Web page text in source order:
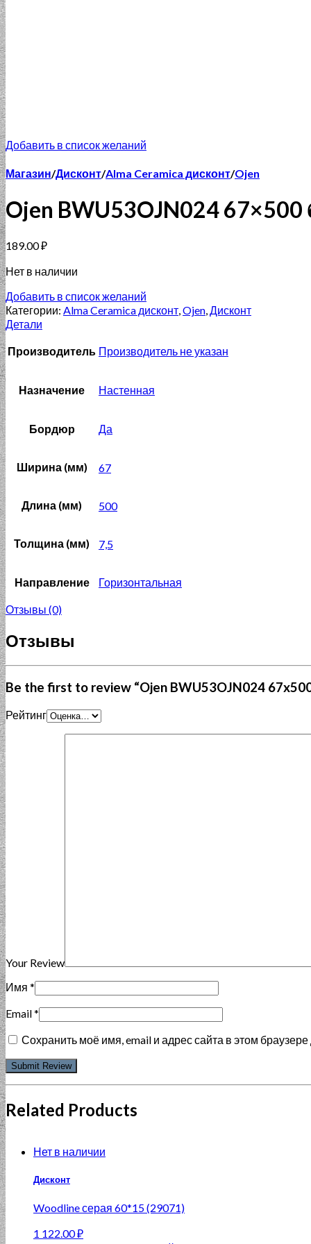
Добавить в список желаний
Магазин/Дисконт/Alma Ceramica дисконт/Ojen
Ojen BWU53OJN024
189.00₽
Нет в наличии
Добавить в список желаний
Категории: Alma Ceramica дисконт,Ojen,Дисконт
Детали
Производитель Производитель не указан
Назначение Настенная
Бордюр Да
Ширина (мм) 67
Длина (мм) 500
Толщина (мм) 7,5
Направление Горизонтальная
Отзывы (0)
Отзывы
Be the first to review “Ojen BWU53OJN024
Рейтинг
Your Review
Имя *
Email*
Сохранить моё имя, email и адрес сайта в этом
Related Products
Нет в наличии
Дисконт
Woodline серая 60*15 (29071)
1 122.00₽